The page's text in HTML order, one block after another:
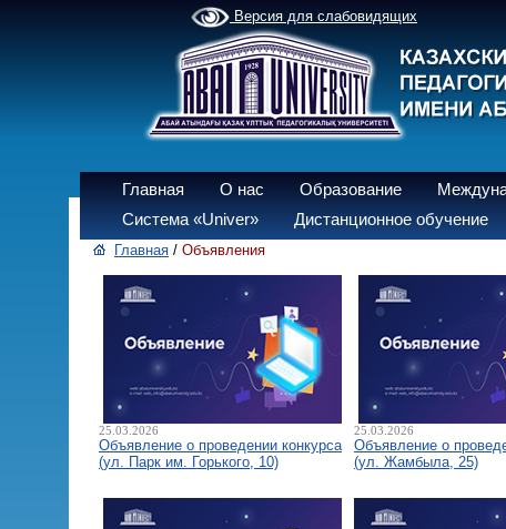
Версия для слабовидящих
Главная О нас Образование
Система «Univer»
Дистанционное обучение
Главная / Объявления
25.03.2026
Объявление о проведении конкурса
(ул. Парк им. Горького, 10)
25.03.2026
Объявление о
(ул. Жамбыла, 25)